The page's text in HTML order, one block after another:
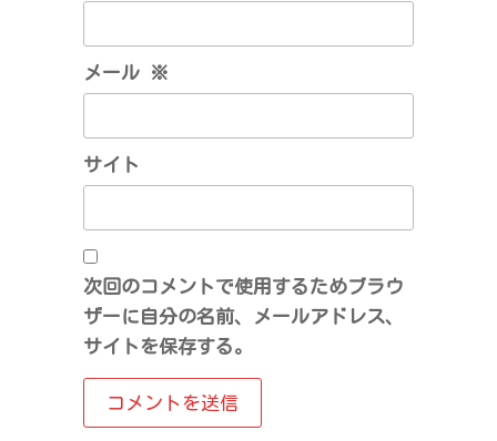
メール ※
サイト
次回のコメントで使用するためブラウ
ザーに自分の名前、メールアドレス、
サイトを保存する。